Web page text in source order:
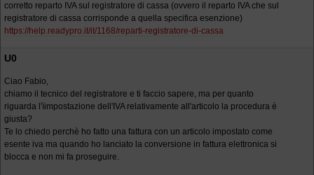
corretto reparto IVA sul registratore di cassa (ovvero il reparto IVA che sul
registratore di cassa corrisponde a quella specifica esenzione)
https://help.readypro.it/it/1168/reparti-registratore-di-cassa
U0
Ciao Fabio,
chiamo il tecnico del registratore e ti faccio sapere, ma per quanto
riguarda l'ìimpostazione dell'IVA relativamente all'articolo la procedura è
giusta?
Te lo chiedo perchè ho fatto una fattura con un articolo impostato come
esente iva ma quando ho lanciato la conversione in fattura elettronica si
blocca e non mi fa proseguire.